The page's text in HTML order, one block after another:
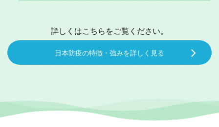
詳しくはこちらをご覧ください。
日本防疫の特徴・強みを詳しく見る